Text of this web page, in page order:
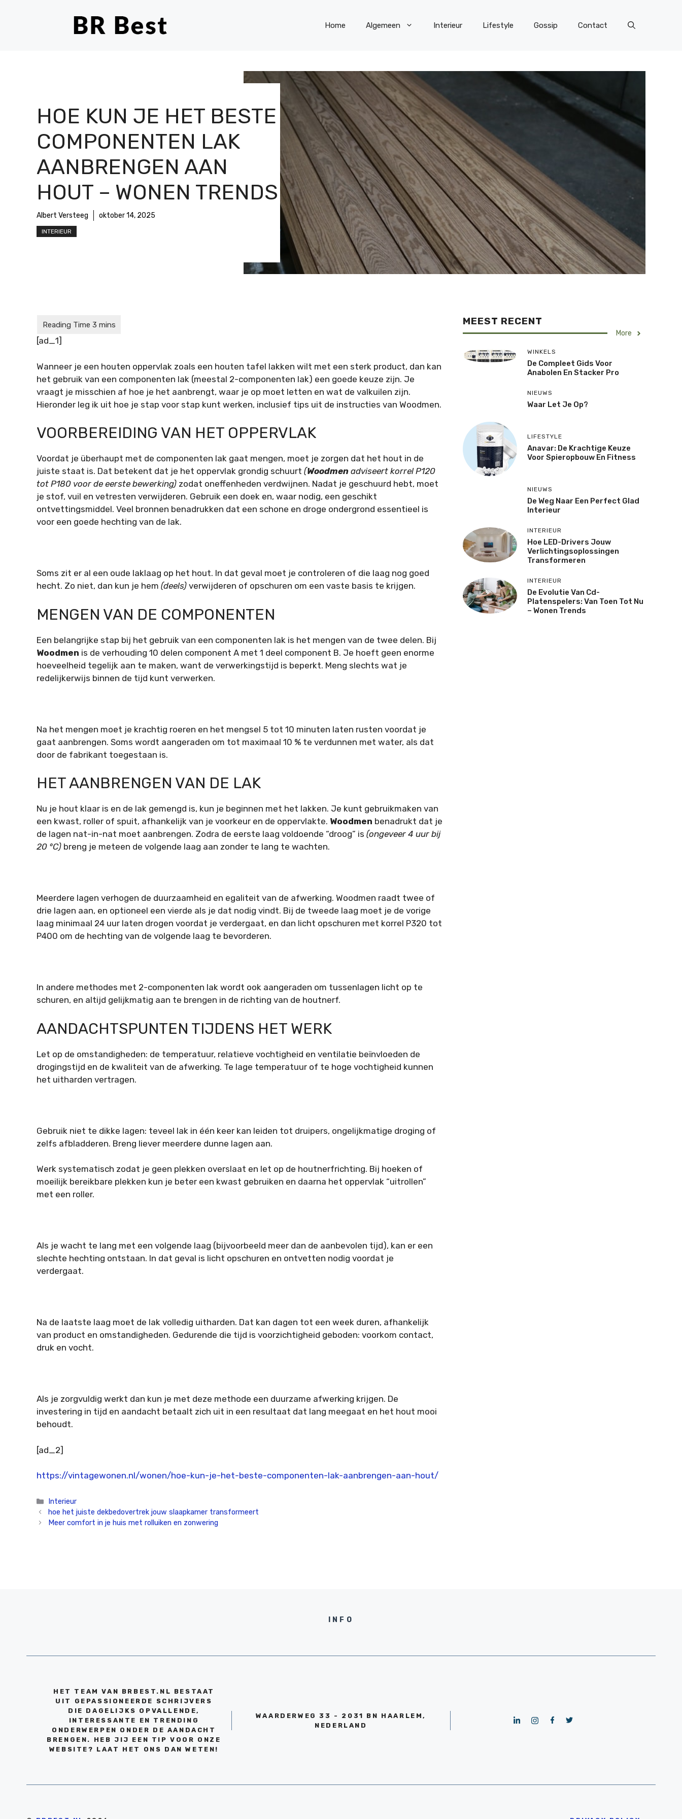
Home Algemeen Interieur Lifestyle Gossip Contact
HOE KUN JE HET BESTE
COMPONENTEN LAK
AANBRENGEN AAN
HOUT – WONEN TRENDS
Albert Versteeg oktober 14, 2025
INTERIEUR
[ad_1]
Wanneer je een houten oppervlak zoals een houten tafel lakken wilt met een sterk product, dan kan
het gebruik van een componenten lak (meestal 2-componenten lak) een goede keuze zijn. Je
vraagt je misschien af hoe je het aanbrengt, waar je op moet letten en wat de valkuilen zijn.
Hieronder leg ik uit hoe je stap voor stap kunt werken, inclusief tips uit de instructies van Woodmen.
VOORBEREIDING VAN HET OPPERVLAK
Voordat je überhaupt met de componenten lak gaat mengen, moet je zorgen dat het hout in de
juiste staat is. Dat betekent dat je het oppervlak grondig schuurt (Woodmen adviseert korrel P120
tot P180 voor de eerste bewerking) zodat oneffenheden verdwijnen. Nadat je geschuurd hebt, moet
je stof, vuil en vetresten verwijderen. Gebruik een doek en, waar nodig, een geschikt
ontvettingsmiddel. Veel bronnen benadrukken dat een schone en droge ondergrond essentieel is
voor een goede hechting van de lak.
Soms zit er al een oude laklaag op het hout. In dat geval moet je controleren of die laag nog goed
hecht. Zo niet, dan kun je hem (deels) verwijderen of opschuren om een vaste basis te krijgen.
MENGEN VAN DE COMPONENTEN
Een belangrijke stap bij het gebruik van een componenten lak is het mengen van de twee delen. Bij
Woodmen is de verhouding 10 delen component A met 1 deel component B. Je hoeft geen enorme
hoeveelheid tegelijk aan te maken, want de verwerkingstijd is beperkt. Meng slechts wat je
redelijkerwijs binnen de tijd kunt verwerken.
Na het mengen moet je krachtig roeren en het mengsel 5 tot 10 minuten laten rusten voordat je
gaat aanbrengen. Soms wordt aangeraden om tot maximaal 10 % te verdunnen met water, als dat
door de fabrikant toegestaan is.
HET AANBRENGEN VAN DE LAK
Nu je hout klaar is en de lak gemengd is, kun je beginnen met het lakken. Je kunt gebruikmaken van
een kwast, roller of spuit, afhankelijk van je voorkeur en de oppervlakte. Woodmen benadrukt dat je
de lagen nat-in-nat moet aanbrengen. Zodra de eerste laag voldoende “droog” is (ongeveer 4 uur bij
20 °C) breng je meteen de volgende laag aan zonder te lang te wachten.
Meerdere lagen verhogen de duurzaamheid en egaliteit van de afwerking. Woodmen raadt twee of
drie lagen aan, en optioneel een vierde als je dat nodig vindt. Bij de tweede laag moet je de vorige
laag minimaal 24 uur laten drogen voordat je verdergaat, en dan licht opschuren met korrel P320 tot
P400 om de hechting van de volgende laag te bevorderen.
In andere methodes met 2-componenten lak wordt ook aangeraden om tussenlagen licht op te
schuren, en altijd gelijkmatig aan te brengen in de richting van de houtnerf.
AANDACHTSPUNTEN TIJDENS HET WERK
Let op de omstandigheden: de temperatuur, relatieve vochtigheid en ventilatie beïnvloeden de
drogingstijd en de kwaliteit van de afwerking. Te lage temperatuur of te hoge vochtigheid kunnen
het uitharden vertragen.
Gebruik niet te dikke lagen: teveel lak in één keer kan leiden tot druipers, ongelijkmatige droging of
zelfs afbladderen. Breng liever meerdere dunne lagen aan.
Werk systematisch zodat je geen plekken overslaat en let op de houtnerfrichting. Bij hoeken of
moeilijk bereikbare plekken kun je beter een kwast gebruiken en daarna het oppervlak “uitrollen”
met een roller.
Als je wacht te lang met een volgende laag (bijvoorbeeld meer dan de aanbevolen tijd), kan er een
slechte hechting ontstaan. In dat geval is licht opschuren en ontvetten nodig voordat je
verdergaat.
Na de laatste laag moet de lak volledig uitharden. Dat kan dagen tot een week duren, afhankelijk
van product en omstandigheden. Gedurende die tijd is voorzichtigheid geboden: voorkom contact,
druk en vocht.
Als je zorgvuldig werkt dan kun je met deze methode een duurzame afwerking krijgen. De
investering in tijd en aandacht betaalt zich uit in een resultaat dat lang meegaat en het hout mooi
behoudt.
[ad_2]
https://vintagewonen.nl/wonen/hoe-kun-je-het-beste-componenten-lak-aanbrengen-aan-hout/
Categorieën
Interieur
hoe het juiste dekbedovertrek jouw slaapkamer transformeert
Meer comfort in je huis met rolluiken en zonwering
MEEST RECENT
More
WINKELS
De Compleet Gids Voor
Anabolen En Stacker Pro
NIEUWS
Waar Let Je Op?
LIFESTYLE
Anavar: De Krachtige Keuze
Voor Spieropbouw En Fitness
NIEUWS
De Weg Naar Een Perfect Glad
Interieur
INTERIEUR
Hoe LED-Drivers Jouw
Verlichtingsoplossingen
Transformeren
INTERIEUR
De Evolutie Van Cd-
Platenspelers: Van Toen Tot Nu
– Wonen Trends
INFO
HET TEAM VAN BRBEST.NL BESTAAT
UIT GEPASSIONEERDE SCHRIJVERS
DIE DAGELIJKS OPVALLENDE,
INTERESSANTE EN TRENDING
ONDERWERPEN ONDER DE AANDACHT
BRENGEN. HEB JIJ EEN TIP VOOR ONZE
WEBSITE? LAAT HET ONS DAN WETEN!
WAARDERWEG 33 - 2031 BN HAARLEM,
NEDERLAND